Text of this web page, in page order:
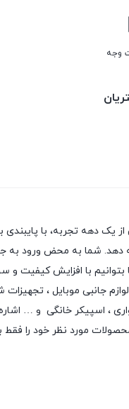
وجه
یک دهه تجربه، با
دهد. شما به محض
بتوانیم با افزایش
لوازم جانبی موبایل ، تجهیزات
، اسپیکر خانگی و …
مورد نظر خود را